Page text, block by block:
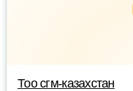
Тоо сгм-казахстан